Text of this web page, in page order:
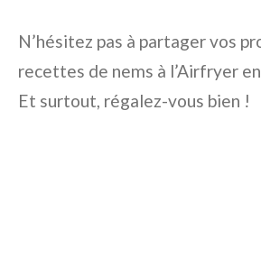
N’hésitez pas à partager vos
recettes de nems à l’Airfryer
Et surtout, régalez-vous bien !